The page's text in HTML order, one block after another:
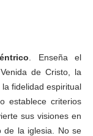
. Enseña el
de Cristo, la
fidelidad espiritual
establece criterios
sus visiones en
de la iglesia. No se